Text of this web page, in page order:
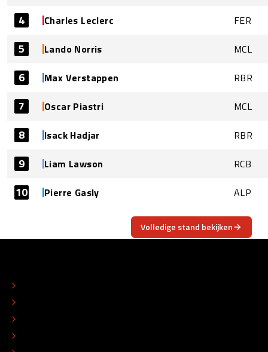
4 Charles Leclerc FER
5 Lando Norris MCL
6 Max Verstappen RBR
7 Oscar Piastri MCL
8 Isack Hadjar RBR
9 Liam Lawson RCB
10 Pierre Gasly ALP
Volledige stand bekijken